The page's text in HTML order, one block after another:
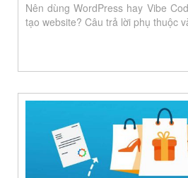
Nên dùng WordPress hay Vibe
tạo website? Câu trả lời phụ thuộc